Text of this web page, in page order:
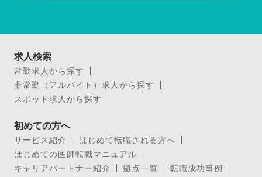
求人検索
常勤求人から探す
非常勤（アルバイト）求人から探す
スポット求人から探す
初めての方へ
サービス紹介
はじめて転職される方へ
はじめての医師転職マニュアル
キャリアパートナー紹介
拠点一覧
転職成功事例